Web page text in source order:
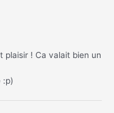
plaisir ! Ca valait bien un
:p)